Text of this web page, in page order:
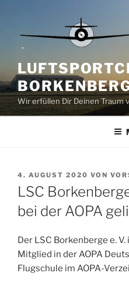
springen
Wir erfüllen Dir Deinen Traum
VERÖFFENTLICHT
AM
4. AUGUST 2020 VON
LSC
bei der AOPA
Der LSC Borkenberge e.
Mitglied in der AOPA
Flugschule im AOPA-